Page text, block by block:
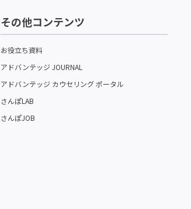
その他コンテンツ
お役立ち資料
アドバンテッジ JOURNAL
アドバンテッジ カウセリング ポータル
さんぽLAB
さんぽJOB